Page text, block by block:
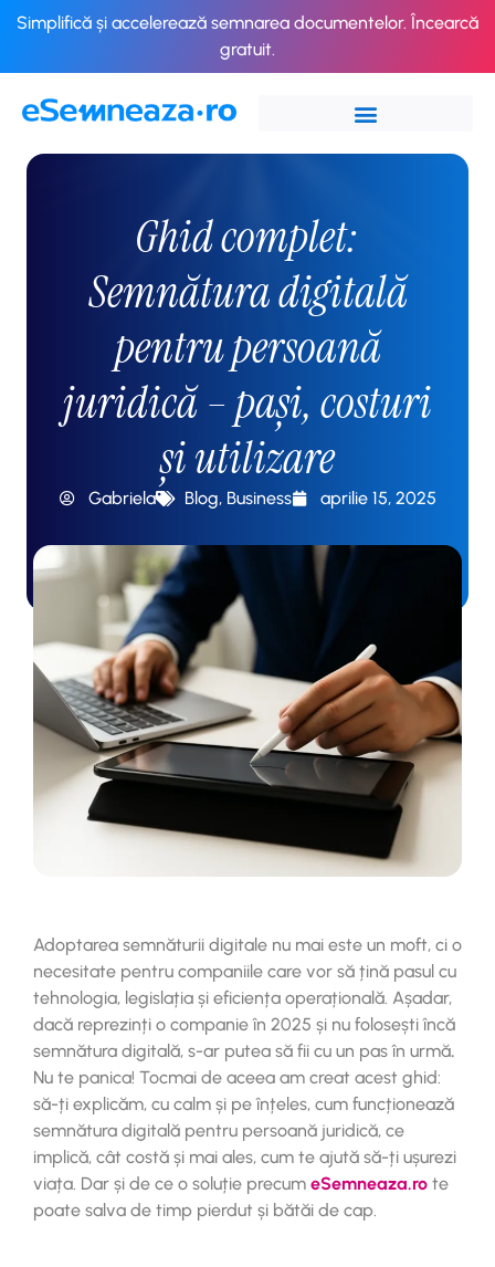
Simplifică și accelerează semnarea documentelor. Încearcă
gratuit.
Ghid complet:
Semnătura digitală
pentru persoană
juridică – pași, costuri
și utilizare
Gabriela Blog, Business aprilie 15, 2025
Adoptarea semnăturii digitale nu mai este un moft, ci o
necesitate pentru companiile care vor să țină pasul cu
tehnologia, legislația și eficiența operațională. Așadar,
dacă reprezinți o companie în 2025 și nu folosești încă
semnătura digitală, s-ar putea să fii cu un pas în urmă.
Nu te panica! Tocmai de aceea am creat acest ghid:
să-ți explicăm, cu calm și pe înțeles, cum funcționează
semnătura digitală pentru persoană juridică, ce
implică, cât costă și mai ales, cum te ajută să-ți ușurezi
viața. Dar și de ce o soluție precum eSemneaza.ro te
poate salva de timp pierdut și bătăi de cap.